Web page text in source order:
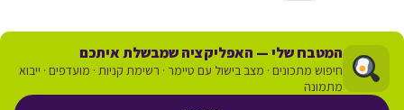
המטבח שלי — האפליקציה שמבשלת איתכם
חיפוש מתכונים · מצב בישול עם טיימר · רשימת קניות · מועדפים · ייבוא
מתמונה